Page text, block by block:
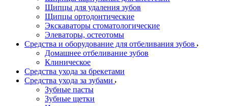
Щипцы для удаления зубов
Щипцы ортодонтические
Экскаваторы стоматологические
Элеваторы, остеотомы
Средства и оборудование для отбеливания зубов
Домашнее отбеливание зубов
Клиническое
Средства ухода за брекетами
Средства ухода за зубами
Зубные пасты
Зубные щетки